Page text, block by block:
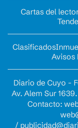
Cartas del
Clasificados
Avisos
Diario de Cuyo -
Av. Alem Sur
Contacto:
/